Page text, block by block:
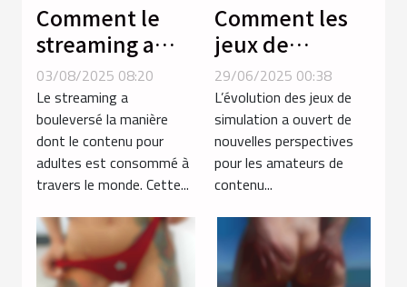
Comment le
streaming a
transformé la
consommation
de contenu
pour adultes ?
03/08/2025 08:20
Le streaming a
bouleversé la manière
dont le contenu pour
adultes est consommé à
travers le monde. Cette...
Comment les
jeux de
simulation
améliorent
l'expérience
des amateurs
de contenu
29/06/2025 00:38
L’évolution des jeux de
simulation a ouvert de
nouvelles perspectives
pour les amateurs de
contenu...